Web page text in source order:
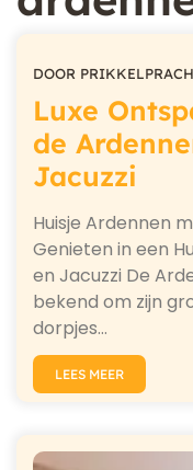
DOOR
Luxe
de
Jacuzzi
Huisje Ardennen
Genieten in een
en Jacuzzi De
bekend om zijn
dorpjes…
LEES MEER